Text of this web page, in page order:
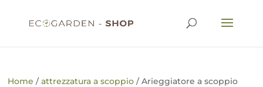
Home /attrezzatura a scoppio / Arieggiatore a scoppio